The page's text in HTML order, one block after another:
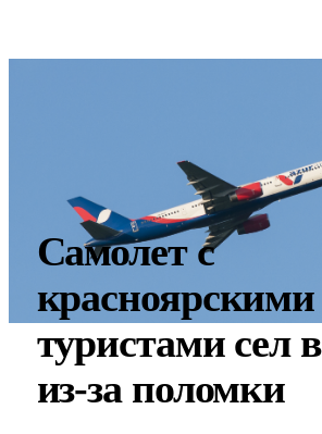
Самолет с
красноярскими
туристами сел
из-за поломки